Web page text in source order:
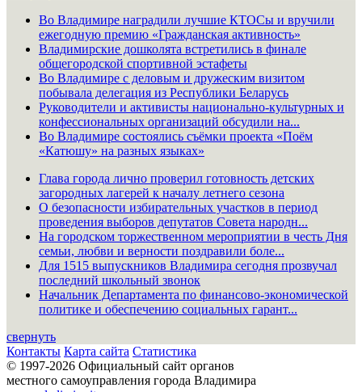
Во Владимире наградили лучшие КТОСы и вручили
ежегодную премию «Гражданская активность»
Владимирские дошколята встретились в финале
общегородской спортивной эстафеты
Во Владимире с деловым и дружеским визитом
побывала делегация из Республики Беларусь
Руководители и активисты национально-культурных и
конфессиональных организаций обсудили на...
Во Владимире состоялись съёмки проекта «Поём
«Катюшу» на разных языках»
Глава города лично проверил готовность детских
загородных лагерей к началу летнего сезона
О безопасности избирательных участков в период
проведения выборов депутатов Совета народн...
На городском торжественном мероприятии в честь Дня
семьи, любви и верности поздравили боле...
Для 1515 выпускников Владимира сегодня прозвучал
последний школьный звонок
Начальник Департамента по финансово-экономической
политике и обеспечению социальных гарант...
свернуть
Контакты Карта сайта Статистика
© 1997-2026 Официальный сайт органов
местного самоуправления города Владимира